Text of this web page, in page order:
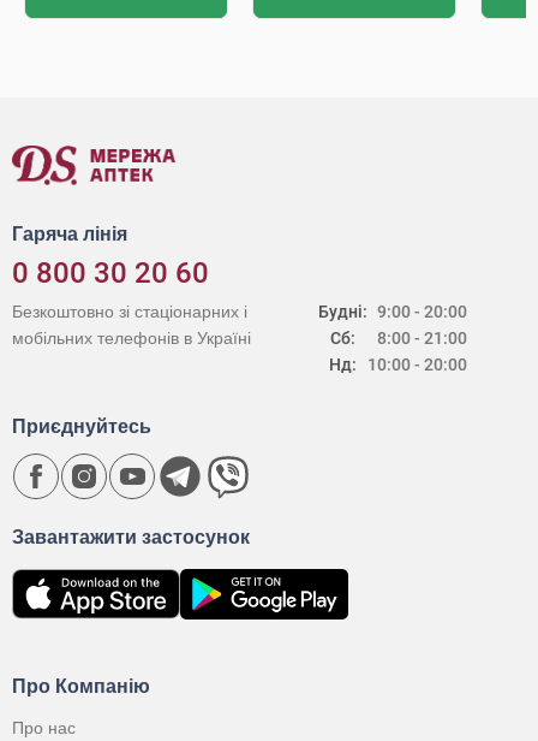
Гаряча лінія
0 800 30 20 60
Будні:
Сб:
Нд:
9:00 - 20:00
8:00 - 21:00
10:00 - 20:00
Безкоштовно зі стаціонарних і
мобільних телефонів в Україні
Про Компанію
Про нас
Завантажити застосунок
Приєднуйтесь